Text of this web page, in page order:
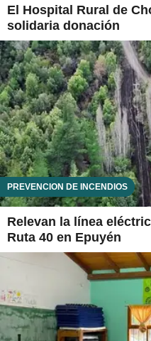
El Hospital Rural de
solidaria donación
PREVENCIÓN DE INCENDIOS
Relevan la línea
Ruta 40 en Epuyén